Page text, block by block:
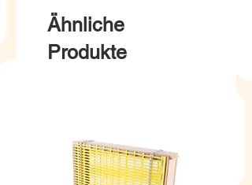
Ähnliche
Produkte